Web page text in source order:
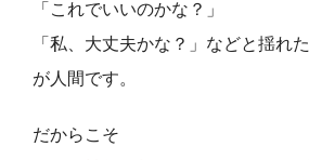
「これでいいのかな？」
「私、大丈夫かな？」などと揺れ
が人間です。
だからこそ